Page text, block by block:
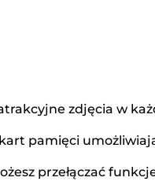
zdjęcia w
pamięci
przełączać